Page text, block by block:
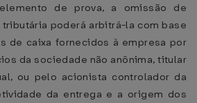
de prova, a omissão de
poderá arbitrá-la com base
de caixa fornecidos à empresa por
da sociedade não anônima, titular
ou pelo acionista controlador da
da entrega e a origem dos